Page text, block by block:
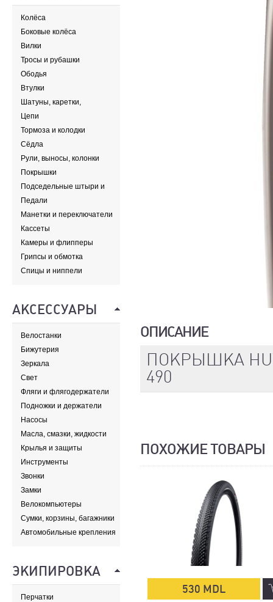
Колёса
Боковые колёса
Вилки
Тросы и рубашки
Ободья
Втулки
Шатуны, каретки,
передние звезды
Цепи
Тормоза и колодки
Сёдла
Рули, выносы, колонки
Покрышки
Подседельные штыри и
хомуты
Педали
Манетки и переключатели
Кассеты
Камеры и флипперы
Грипсы и обмотка
Спицы и ниппели
АКСЕССУАРЫ
Велостанки
Бижутерия
Зеркала
Свет
Фляги и флягодержатели
Подножки и держатели
Насосы
Масла, смазки, жидкости
Крылья и защиты
Инструменты
Звонки
Замки
Велокомпьютеры
Сумки, корзины, багажники
и адаптеры
Автомобильные крепления
ЭКИПИРОВКА
Перчатки
ОПИСАНИЕ
ПОКРЫШКА
490
ПОХОЖИЕ ТОВАРЫ
530 MDL